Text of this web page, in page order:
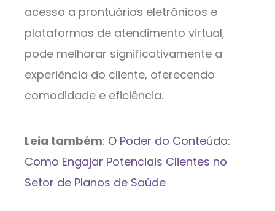
acesso a prontuários eletrônicos e
plataformas de atendimento virtual,
pode melhorar significativamente a
experiência do cliente, oferecendo
comodidade e eficiência.
Leia também: O Poder do Conteúdo:
Como Engajar Potenciais Clientes no
Setor de Planos de Saúde